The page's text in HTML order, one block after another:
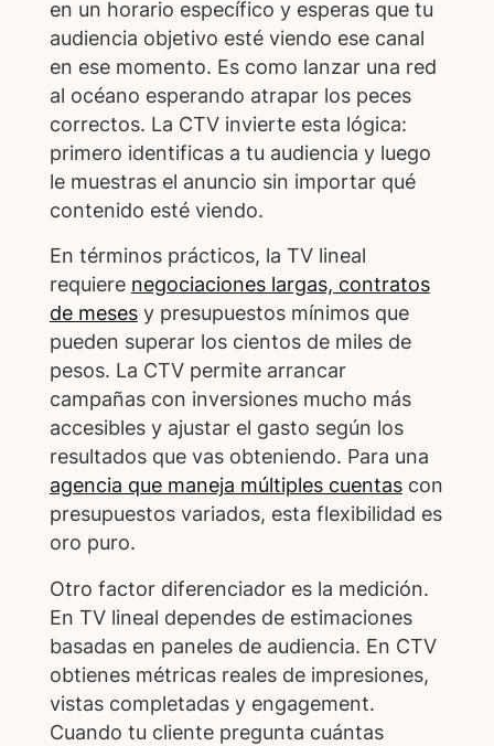
en un horario específico y esperas que tu
audiencia objetivo esté viendo ese canal
en ese momento. Es como lanzar una red
al océano esperando atrapar los peces
correctos. La CTV invierte esta lógica:
primero identificas a tu audiencia y luego
le muestras el anuncio sin importar qué
contenido esté viendo.
En términos prácticos, la TV lineal
requiere negociaciones largas, contratos
de mesesy presupuestos mínimos que
pueden superar los cientos de miles de
pesos. La CTV permite arrancar
campañas con inversiones mucho más
accesibles y ajustar el gasto según los
resultados que vas obteniendo. Para una
agencia que maneja múltiples cuentascon
presupuestos variados, esta flexibilidad es
oro puro.
Otro factor diferenciador es la medición.
En TV lineal dependes de estimaciones
basadas en paneles de audiencia. En CTV
obtienes métricas reales de impresiones,
vistas completadas y engagement.
Cuando tu cliente pregunta cuántas